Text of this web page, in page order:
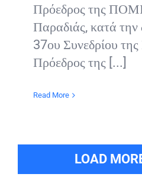
Πρόεδρος της
Παραδιάς, κατά την
37ου Συνεδρίου
Πρόεδρος της [...]
Read More
LOAD